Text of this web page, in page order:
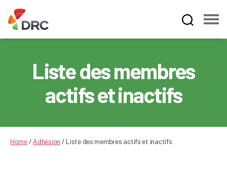
Dispute
Resolution
Corporation
Liste des membres
actifs et inactifs
Home/ Adhésion / Liste des membres actifs et inactifs